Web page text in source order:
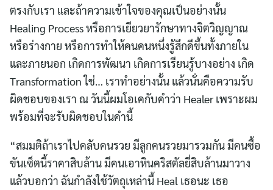
ตรงกับเรา และถ้าความเข้าใจของคุณเป็นอย่างนั้น
Healing Process หรือการเยียวยารักษาทางจิตวิญญาณ
หรือร่างกาย หรือการทำให้คนคนหนึ่งรู้สึกดีขึ้นทั้งภายใน
และภายนอก เกิดการพัฒนา เกิดการเรียนรู้บางอย่าง เกิด
Transformation ใช่… เราทำอย่างนั้น แล้วนั่นคือความรับ
ผิดชอบของเรา ณ วันนี้ผมโอเคกับคำว่า Healer เพราะผม
พร้อมที่จะรับผิดชอบในคำนี้
“สมมติถ้าเราไปคลับคนรวย มีลูกคนรวยมารวมกัน มีคนซื้อ
ขันเซ็ตนี้ราคาสิบล้าน มีคนเอาหินคริสตัลยี่สิบล้านมาวาง
แล้วบอกว่า ฉันกำลังใช้วัตถุเหล่านี้ Heal เธอนะ เธอ